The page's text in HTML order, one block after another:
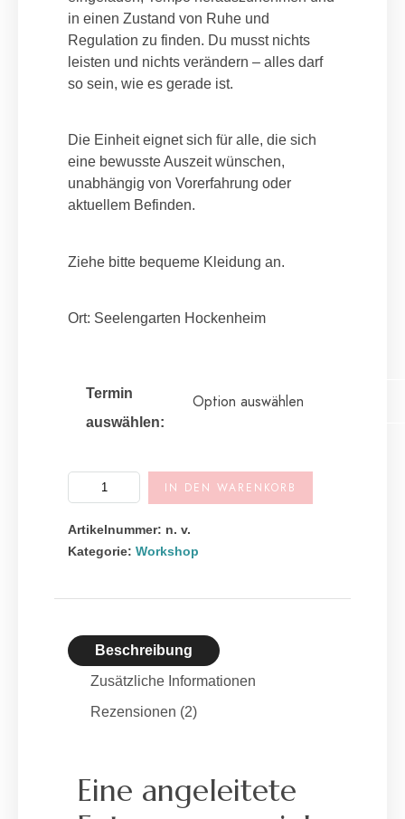
in einen Zustand von Ruhe und
Regulation zu finden. Du musst nichts
leisten und nichts verändern – alles darf
so sein, wie es gerade ist.
Die Einheit eignet sich für alle, die sich
eine bewusste Auszeit wünschen,
unabhängig von Vorerfahrung oder
aktuellem Befinden.
Ziehe bitte bequeme Kleidung an.
Ort: Seelengarten Hockenheim
Termin
auswählen:
IN DEN WARENKORB
Artikelnummer: n. v.
Kategorie: Workshop
Beschreibung
Zusätzliche Informationen
Rezensionen (2)
Eine angeleitete